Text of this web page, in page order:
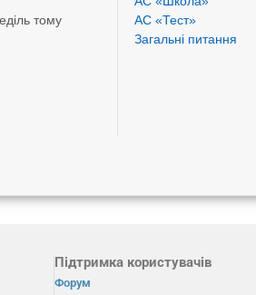
тому
АС «Тест»
Загальні питання
Підтримка користувачів
Форум